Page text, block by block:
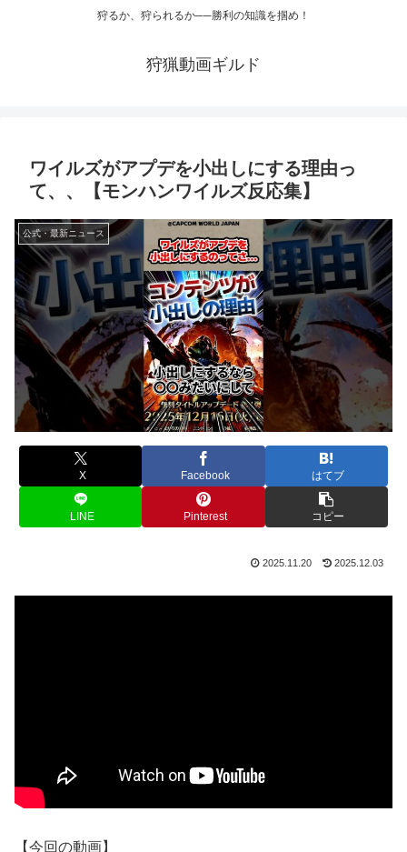
狩るか、狩られるか──勝利の知識を掴め！
狩猟動画ギルド
ワイルズがアプデを小出しにする理由っ
て、、【モンハンワイルズ反応集】
公式・最新ニュース
X Facebook はてブ
LINE Pinterest コピー
2025.11.20 2025.12.03
【今回の動画】